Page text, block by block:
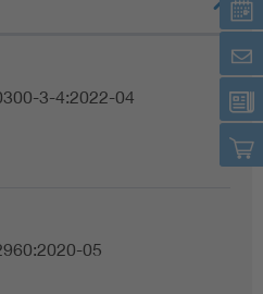
3-4:2022-04
05